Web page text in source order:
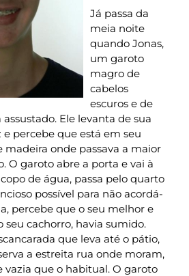
Já passa da
meia noite
quando Jonas,
um garoto
magro de
cabelos
escuros e de
Ele levanta de sua
percebe que está em seu
onde passava a maior
O garoto abre a porta e vai à
de água, passa pelo quarto
possível para não acordá-
percebe que o seu melhor e
seu cachorro, havia sumido.
que leva até o pátio,
a estreita rua onde moram,
vazia que o habitual. O garoto